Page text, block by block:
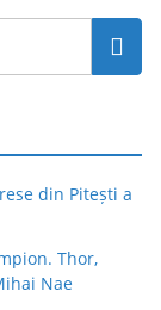
din Pitești a
Thor,
Nae